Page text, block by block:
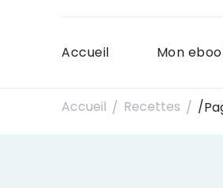
Accueil Mon
Accueil / Recettes / /